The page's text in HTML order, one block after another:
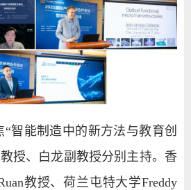
智能制造中的新方法与教育创
授、白龙副教授分别主持。 香
教授、荷兰屯特大学Freddy